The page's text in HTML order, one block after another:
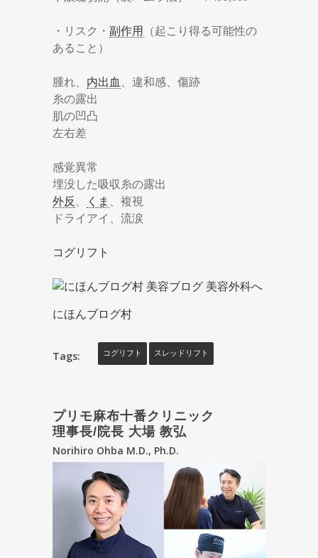
・リスク・ 副作用
（起こり得る可能性の
あること）
腫れ、 内出血
、違和感、傷跡
糸の露出
肌の凹凸
左右差
感覚異常
埋没した吸収糸の露出
外反
くま
、複視
ドライアイ、流涙
コグリフト
にほんブログ村
Tags: コグリフト スレッドリフト
プリモ麻布十番クリニック
理事長/院長 大場 教弘
Norihiro Ohba M.D., Ph.D.